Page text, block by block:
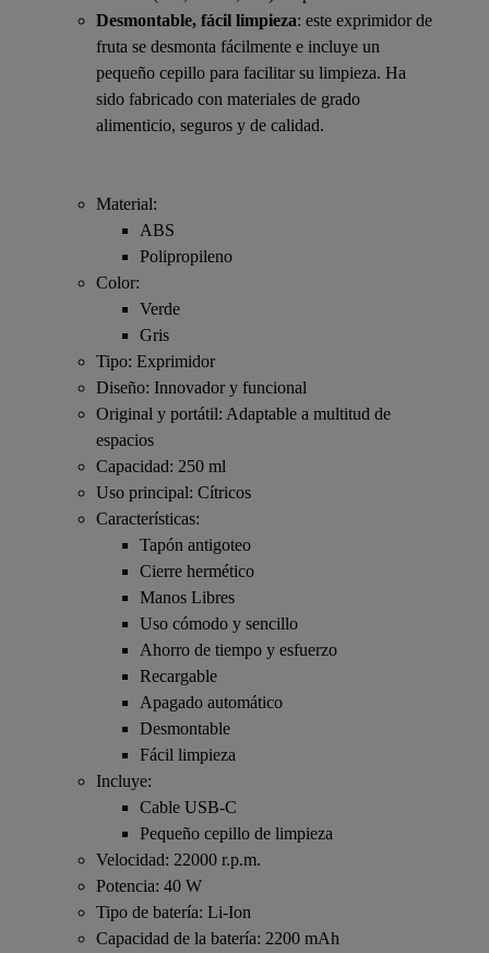
Desmontable, fácil limpieza: este exprimidor de
fruta se desmonta fácilmente e incluye un
pequeño cepillo para facilitar su limpieza. Ha
sido fabricado con materiales de grado
alimenticio, seguros y de calidad.
Material:
ABS
Polipropileno
Color:
Verde
Gris
Tipo: Exprimidor
Diseño: Innovador y funcional
Original y portátil: Adaptable a multitud de
espacios
Capacidad: 250 ml
Uso principal: Cítricos
Características:
Tapón antigoteo
Cierre hermético
Manos Libres
Uso cómodo y sencillo
Ahorro de tiempo y esfuerzo
Recargable
Apagado automático
Desmontable
Fácil limpieza
Incluye:
Cable USB-C
Pequeño cepillo de limpieza
Velocidad: 22000 r.p.m.
Potencia: 40 W
Tipo de batería: Li-Ion
Capacidad de la batería: 2200 mAh